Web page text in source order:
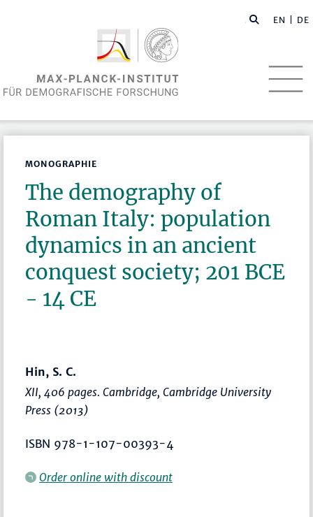
EN | DE
MONOGRAPHIE
The demography of
Roman Italy: population
dynamics in an ancient
conquest society; 201 BCE
- 14 CE
Hin, S. C.
XII, 406 pages. Cambridge, Cambridge University
Press (2013)
ISBN 978-1-107-00393-4
Order online with discount